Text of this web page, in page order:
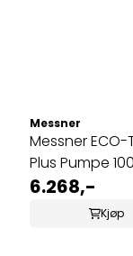
Messner
Messner ECO-
Plus Pumpe
Tørrmontering
6.268,-
Kjøp